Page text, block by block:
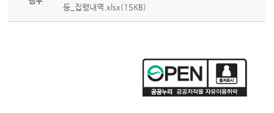
등_집행내역.xlsx(15KB)